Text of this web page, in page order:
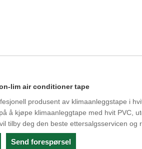
lim air conditioner tape
produsent av klimaanleggstape i
å kjøpe klimaanleggtape med hvit PVC,
tilby deg den beste ettersalgsservicen og
Send forespørsel